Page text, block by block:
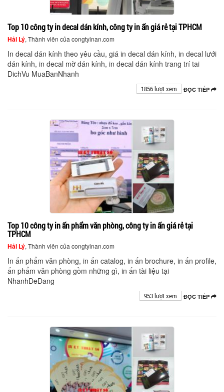
Top 10 công ty in decal dán kính, công ty in ấn giá rẻ tại TPHCM
Hải Lý, Thành viên của congtyinan.com
In decal dán kính theo yêu cầu, giá in decal dán kính, in decal lưới
dán kính, in decal mờ dán kính, in decal dán kính trang trí tai
DichVu MuaBanNhanh
ĐỌC TIẾP
1856 lượt xem
Top 10 công ty in ấn phẩm văn phòng, công ty in ấn giá rẻ tại
TPHCM
Hải Lý, Thành viên của congtyinan.com
In ấn phẩm văn phòng, in ấn catalog, in ấn brochure, in ấn profile,
ấn phẩm văn phòng gồm những gì, in ấn tài liệu tại
NhanhDeDang
ĐỌC TIẾP
953 lượt xem